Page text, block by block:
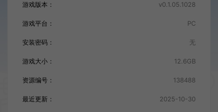
游戏版本： v0.1.05.1028
游戏平台： PC
安装密码： 无
游戏大小： 12.6GB
资源编号： 138488
最近更新： 2025-10-30